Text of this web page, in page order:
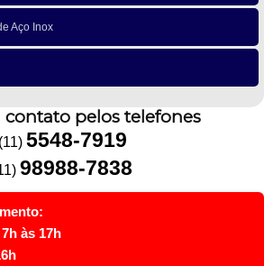
Aço Inox
contato pelos telefones
(11) 5548-7919
98988-7838